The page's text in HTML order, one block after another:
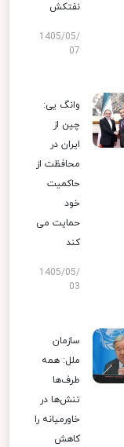
نفتکش
1405/05/
07
وانگ یی:
چین از
ایران در
محافظت از
حاکمیت
خود
حمایت می
کند
1405/05/
03
سازمان
ملل: همه
طرف‌ها
تنش‌ها در
خاورمیانه را
کاهش